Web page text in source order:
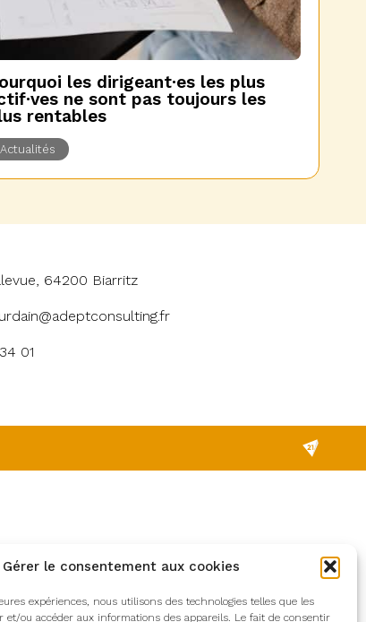
Gérer le consentement aux cookies
expériences, nous utilisons des technologies telles que les
et/ou accéder aux informations des appareils. Le fait de consentir
les dirigeant·es les plus
ne sont pas toujours les
rentables
Actualités
64200 Biarritz
01